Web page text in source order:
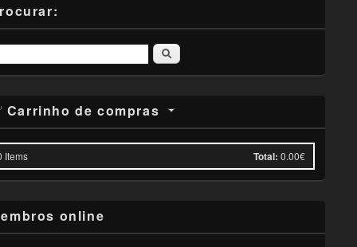
Pesquisar
Carrinho de compras
Items Total: 0.00€
online